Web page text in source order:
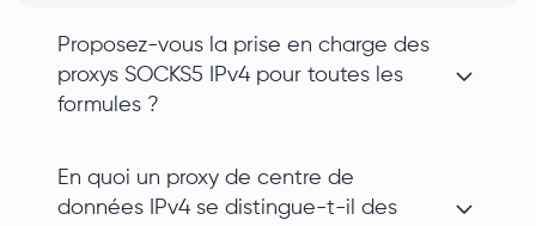
Proposez-vous la prise en charge des
proxys SOCKS5 IPv4 pour toutes les
formules ?
En quoi un proxy de centre de
données IPv4 se distingue-t-il des